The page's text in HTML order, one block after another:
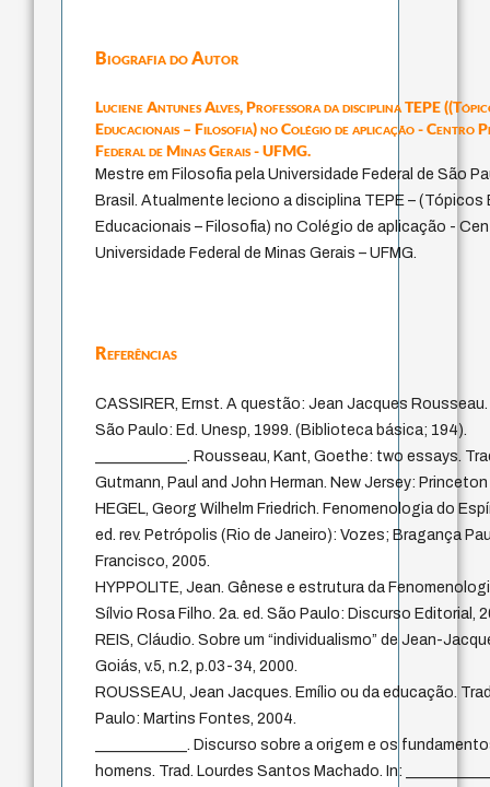
Biografia do Autor
Luciene Antunes Alves,Professora da disciplina TEPE
Educacionais – Filosofia) no Colégio de aplicação - Centro
Federal de Minas Gerais - UFMG.
Mestre em Filosofia pela Universidade Federal de São
Brasil. Atualmente leciono a disciplina TEPE –
Educacionais – Filosofia) no Colégio de aplicação -
Universidade Federal de Minas Gerais – UFMG.
Referências
CASSIRER, Ernst. A questão: Jean Jacques
São Paulo: Ed. Unesp, 1999. (Biblioteca básica; 194).
____________. Rousseau, Kant, Goethe: two essays.
Gutmann, Paul and John Herman. New Jersey:
HEGEL, Georg Wilhelm Friedrich. Fenomenologia do
ed. rev. Petrópolis (Rio de Janeiro): Vozes; Bragança
Francisco, 2005.
HYPPOLITE, Jean. Gênese e estrutura da
Sílvio Rosa Filho. 2a. ed. São Paulo: Discurso Editorial,
REIS, Cláudio. Sobre um “individualismo” de Jean-
Goiás, v.5, n.2, p.03-34, 2000.
ROUSSEAU, Jean Jacques. Emílio ou da educação.
Paulo: Martins Fontes, 2004.
____________. Discurso sobre a origem e os
homens. Trad. Lourdes Santos Machado. In: